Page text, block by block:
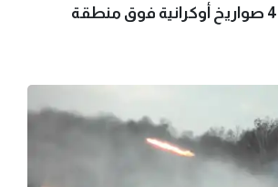
روسيا: اسقاط 4 صواريخ أوكرانية فوق منطقة